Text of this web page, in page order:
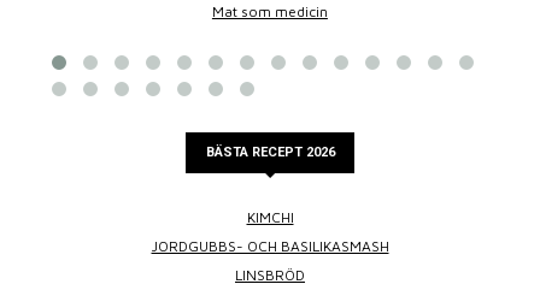
Mat som medicin
BÄSTA RECEPT 2026
KIMCHI
JORDGUBBS- OCH BASILIKASMASH
LINSBRÖD